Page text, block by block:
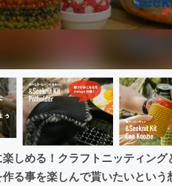
しめる！クラフトニッティン
る事を楽しんで貰いたいとい